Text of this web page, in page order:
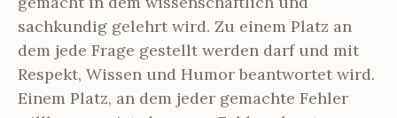
sachkundig gelehrt wird. Zu einem Platz an
dem jede Frage gestellt werden darf und mit
Respekt, Wissen und Humor beantwortet wird.
Einem Platz, an dem jeder gemachte Fehler